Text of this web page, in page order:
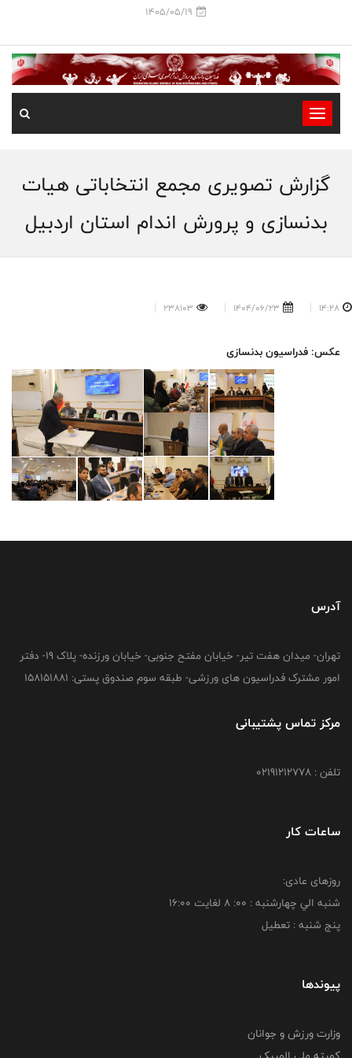
1405/05/19
-
-
-
-
گزارش تصویری مجمع انتخاباتی هیات
بدنسازی و پرورش اندام استان اردبیل
14:28
1404/06/23
238103
عکس: فدراسیون بدنسازی
آدرس
تهران- میدان هفت تیر- خیابان مفتح جنوبی- خیابان ورزنده- پلاک 19- دفتر
امور مشترک فدراسیون های ورزشی- طبقه سوم صندوق پستی: 158151881
مرکز تماس پشتیبانی
تلفن : 02191212778
ساعات کار
روزهای عادی:
شنبه الي چهارشنبه : 00: 8 لغايت 16:00
پنج شنبه : تعطیل
پیوندها
وزارت ورزش و جوانان